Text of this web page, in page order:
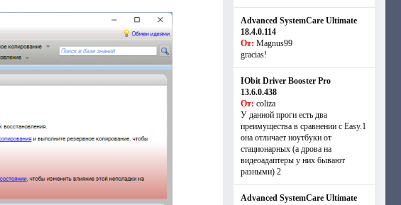
Advanced SystemCare Ultimate
18.4.0.114
От: Magnus99
gracias!
IObit Driver Booster Pro
13.6.0.438
От: coliza
У данной проги есть два
преимущества в сравнении с Easy.1
она отличает ноутбуки от
стационарных (а дрова на
видеоадаптеры у них бывают
разными) 2
Advanced SystemCare Ultimate